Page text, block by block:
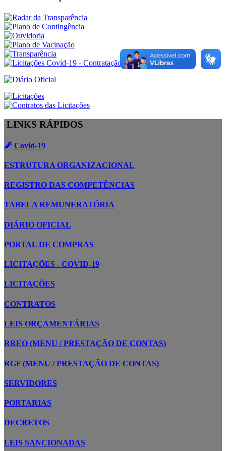
LINKS RÁPIDOS
Covid-19
ESTRUTURA ORGANIZACIONAL
REGISTRO DAS COMPETÊNCIAS
TABELA REMUNERATÓRIA
DIÁRIO OFICIAL
PORTAL DE COMPRAS
LICITAÇÕES - COVID-19
LICITAÇÕES
CONTRATOS
LEIS ORÇAMENTÁRIAS
RREO (MENU / PRESTAÇÃO DE CONTAS)
RGF (MENU / PRESTAÇÃO DE CONTAS)
SERVIDORES
PORTARIAS
DECRETOS
LEIS SANCIONADAS